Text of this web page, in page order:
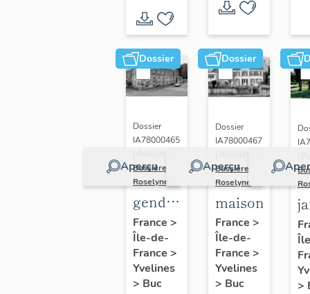
Dossier
Aperçu
Dossier
IA78000465
Bussière
Roselyne
gendarmerie,
actuellement
immeuble
France >
Île-de-
France >
Yvelines
> Buc
Dossier
Aperçu
Dossier
IA78000467
Bussière
Roselyne
maison
France >
Île-de-
France >
Yvelines
> Buc
>